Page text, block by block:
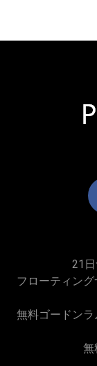
21
フローティン
無料ゴードン
無